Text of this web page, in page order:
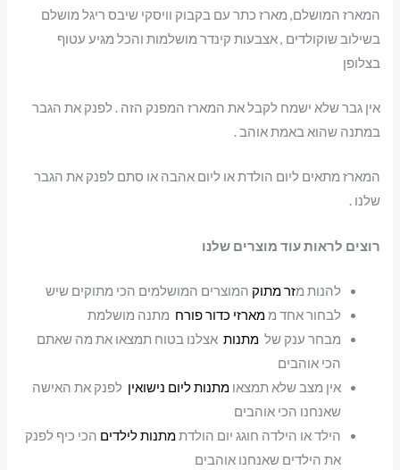
המארז המושלם, מארז כתר עם בקבוק וויסקי שיבס ריגל מושלם
בשילוב שוקולדים , אצבעות קינדר מושלמות והכל מגיע עטוף
בצלופן
אין גבר שלא ישמח לקבל את המארז המפנק הזה . לפנק את הגבר
במתנה שהוא באמת אוהב .
המארז מתאים ליום הולדת או ליום אהבה או סתם לפנק את הגבר
שלנו .
רוצים לראות עוד מוצרים שלנו
להנות מזר מתוק המוצרים המושלמים הכי מתוקים שיש
לבחור אחד ממארזי כדור פורח מתנה מושלמת
מבחר ענק שלמתנות אצלנו בטוח תמצאו את מה שאתם
הכי אוהבים
אין מצב שלא תמצאומתנות ליום נישואין לפנק את האישה
שאנחנו הכי אוהבים
הילד או הילדה חוגג יום הולדתמתנות לילדים הכי כיף לפנק
את הילדים שאנחנו אוהבים